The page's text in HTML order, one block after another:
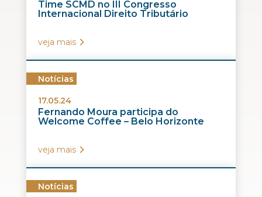
Time SCMD no III Congresso
Internacional Direito Tributário
veja mais
Notícias
17.05.24
Fernando Moura participa do
Welcome Coffee – Belo Horizonte
veja mais
Notícias